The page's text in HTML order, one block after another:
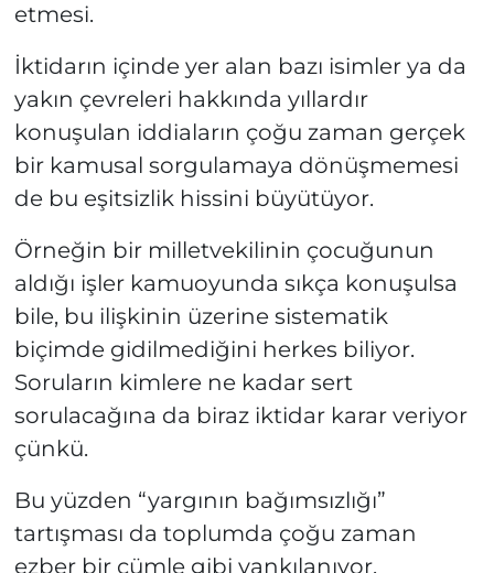
etmesi.
İktidarın içinde yer alan bazı isimler ya da
yakın çevreleri hakkında yıllardır
konuşulan iddiaların çoğu zaman gerçek
bir kamusal sorgulamaya dönüşmemesi
de bu eşitsizlik hissini büyütüyor.
Örneğin bir milletvekilinin çocuğunun
aldığı işler kamuoyunda sıkça konuşulsa
bile, bu ilişkinin üzerine sistematik
biçimde gidilmediğini herkes biliyor.
Soruların kimlere ne kadar sert
sorulacağına da biraz iktidar karar veriyor
çünkü.
Bu yüzden “yargının bağımsızlığı”
tartışması da toplumda çoğu zaman
ezber bir cümle gibi yankılanıyor.